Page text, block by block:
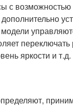
с возможностью
модели
яркости и т.д.